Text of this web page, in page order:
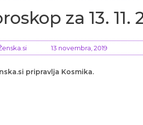
za 13. 11.
13 novembra, 2019
pripravlja Kosmika.